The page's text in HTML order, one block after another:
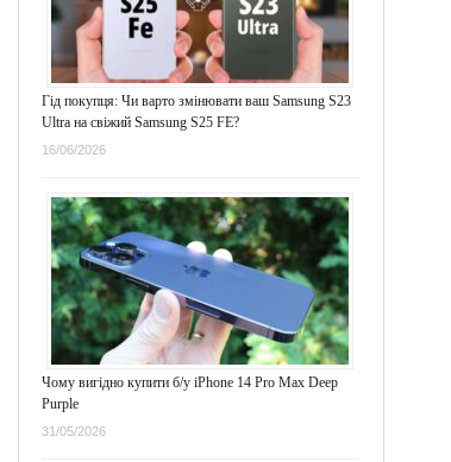
Гід покупця: Чи варто змінювати ваш Samsung S23
Ultra на свіжий Samsung S25 FE?
16/06/2026
Чому вигідно купити б/у iPhone 14 Pro Max Deep
Purple
31/05/2026